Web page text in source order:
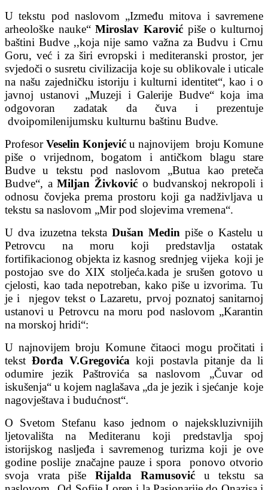
U tekstu pod naslovom „Između mitova i savremene
arheološke nauke“Miroslav Karović piše o kulturnoj
baštini Budve ,,koja nije samo važna za Budvu i Crnu
Goru, već i za širi evropski i mediteranski prostor, jer
svjedoči o susretu civilizacija koje su oblikovale i uticale
na našu zajedničku istoriju i kulturni identitet“, kao i o
javnoj ustanovi „Muzeji i Galerije Budve“ koja ima
odgovoran zadatak da čuva i prezentuje
dvoipomilenijumsku kulturnu baštinu Budve.
Profesor Veselin Konjević u najnovijem broju Komune
piše o vrijednom, bogatom i antičkom blagu stare
Budve u tekstu pod naslovom „Butua kao preteča
Budve“, aMiljan Živković o budvanskoj nekropoli i
odnosu čovjeka prema prostoru koji ga nadživljava u
tekstu sa naslovom „Mir pod slojevima vremena“.
U dva izuzetna teksta Dušan Medin piše o Kastelu u
Petrovcu na moru koji predstavlja ostatak
fortifikacionog objekta iz kasnog srednjeg vijeka koji je
postojao sve do XIX stoljeća.kada je srušen gotovo u
cjelosti, kao tada nepotreban, kako piše u izvorima. Tu
je i njegov tekst o Lazaretu, prvoj poznatoj sanitarnoj
ustanovi u Petrovcu na moru pod naslovom „Karantin
na morskoj hridi“:
U najnovijem broju Komune čitaoci mogu pročitati i
tekstĐorđa V.Gregovića koji postavla pitanje da li
odumire jezik Paštrovića sa naslovom „Čuvar od
iskušenja“ u kojem naglašava „da je jezik i sjećanje koje
nagovještava i budućnost“.
O Svetom Stefanu kaso jednom o najekskluzivnijih
ljetovališta na Mediteranu koji predstavlja spoj
istorijskog nasljeđa i savremenog turizma koji je ove
godine poslije značajne pauze i spora ponovo otvorio
svoja vrata pišeRijalda Ramusoviću tekstu sa